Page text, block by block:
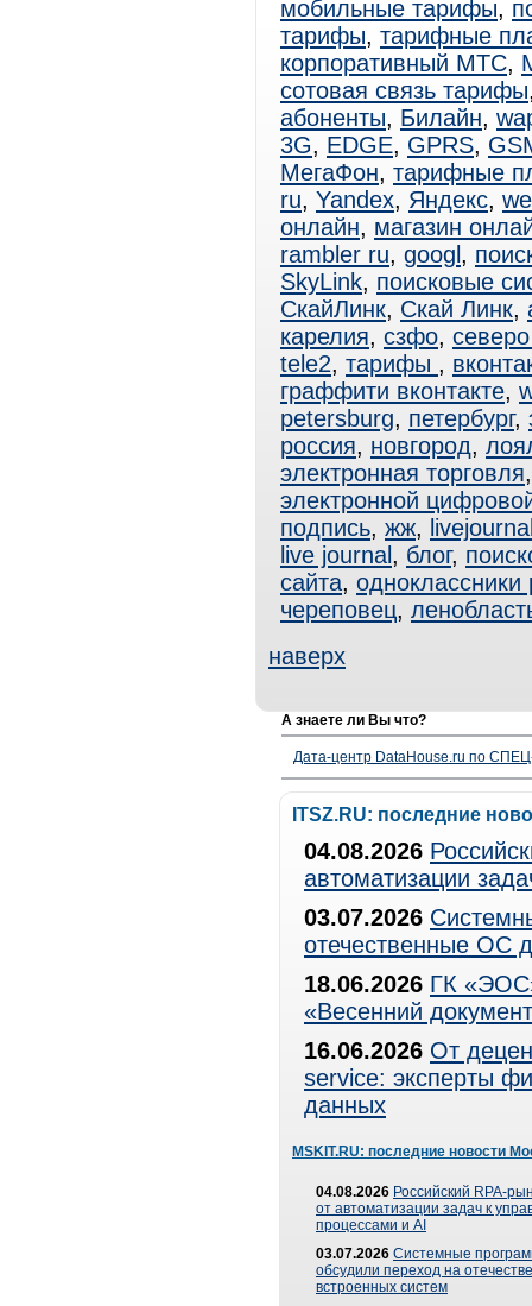
мобильные тарифы,
тарифы, тарифные
корпоративный МТС,
сотовая связь тарифы
абоненты, Билайн,
3G, EDGE, GPRS,
МегаФон, тарифные
ru, Yandex, Яндекс,
онлайн, магазин
rambler ru, googl ,
SkyLink, поисковые
СкайЛинк, Скай Линк,
карелия, сзфо,
tele2, тарифы ,
граффити вконтакте,
petersburg, петербург,
россия, новгород,
электронная торговля
электронной
подпись, жж,
live journal , блог,
сайта, одноклассники
череповец,
наверх
А знаете ли Вы что?
Дата-центр DataHouse.ru по
ITSZ.RU: последние
04.08.2026
автоматизации
03.07.2026
отечественные ОС
18.06.2026 ГК
«Весенний
16.06.2026 От
service: эксперты
данных
MSKIT.RU: последние новости
04.08.2026 Российский RPA-
от автоматизации задач к
процессами и AI
03.07.2026 Системные
обсудили переход на
встроенных систем